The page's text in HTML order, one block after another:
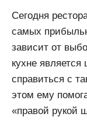
Сегодня
самых
зависит от
кухне
справиться с
этом ему
«правой рукой